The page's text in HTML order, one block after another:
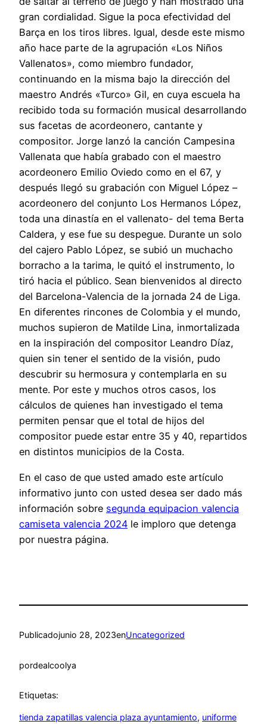
gran cordialidad. Sigue la poca efectividad del
Barça en los tiros libres. Igual, desde este mismo
año hace parte de la agrupación «Los Niños
Vallenatos», como miembro fundador,
continuando en la misma bajo la dirección del
maestro Andrés «Turco» Gil, en cuya escuela ha
recibido toda su formación musical desarrollando
sus facetas de acordeonero, cantante y
compositor. Jorge lanzó la canción Campesina
Vallenata que había grabado con el maestro
acordeonero Emilio Oviedo como en el 67, y
después llegó su grabación con Miguel López –
acordeonero del conjunto Los Hermanos López,
toda una dinastía en el vallenato- del tema Berta
Caldera, y ese fue su despegue. Durante un solo
del cajero Pablo López, se subió un muchacho
borracho a la tarima, le quitó el instrumento, lo
tiró hacia el público. Sean bienvenidos al directo
del Barcelona-Valencia de la jornada 24 de Liga.
En diferentes rincones de Colombia y el mundo,
muchos supieron de Matilde Lina, inmortalizada
en la inspiración del compositor Leandro Díaz,
quien sin tener el sentido de la visión, pudo
descubrir su hermosura y contemplarla en su
mente. Por este y muchos otros casos, los
cálculos de quienes han investigado el tema
permiten pensar que el total de hijos del
compositor puede estar entre 35 y 40, repartidos
en distintos municipios de la Costa.
En el caso de que usted amado este artículo
informativo junto con usted desea ser dado más
información sobre segunda equipacion valencia
camiseta valencia 2024 le imploro que detenga
por nuestra página.
Publicadojunio 28, 2023enUncategorized
pordealcoolya
Etiquetas:
tienda zapatillas valencia plaza ayuntamiento, uniforme